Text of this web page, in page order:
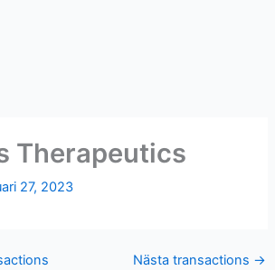
Therapeutics
27, 2023
Nästa transactions →